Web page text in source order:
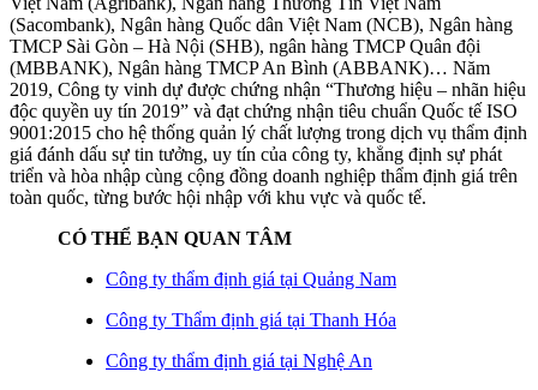
(Sacombank), Ngân hàng Quốc dân Việt Nam (NCB), Ngân hàng
TMCP Sài Gòn – Hà Nội (SHB), ngân hàng TMCP Quân đội
(MBBANK), Ngân hàng TMCP An Bình (ABBANK)… Năm
2019, Công ty vinh dự được chứng nhận “Thương hiệu – nhãn hiệu
độc quyền uy tín 2019” và đạt chứng nhận tiêu chuẩn Quốc tế ISO
9001:2015 cho hệ thống quản lý chất lượng trong dịch vụ thẩm định
giá đánh dấu sự tin tưởng, uy tín của công ty, khẳng định sự phát
triển và hòa nhập cùng cộng đồng doanh nghiệp thẩm định giá trên
toàn quốc, từng bước hội nhập với khu vực và quốc tế.
CÓ THỂ BẠN QUAN TÂM
Công ty thẩm định giá tại Quảng Nam
Công ty Thẩm định giá tại Thanh Hóa
Công ty thẩm định giá tại Nghệ An